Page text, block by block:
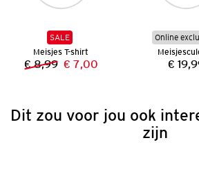
SALE
Meisjes T-shirt
Vorige prijs:
€ 8,99 Nieuwe prijs:
€ 7,00
Online
€
Dit zou voor jou ook
zijn